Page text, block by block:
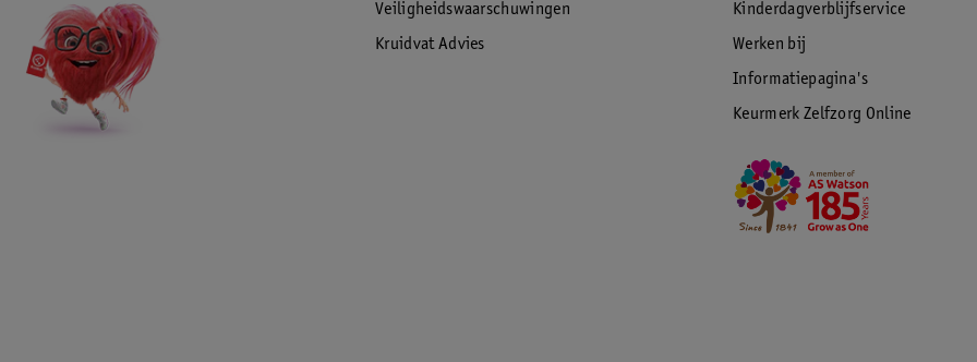
Veiligheidswaarschuwingen
Kruidvat Advies
Kinderdagverblijfservice
Werken bij
Informatiepagina's
Keurmerk Zelfzorg Online